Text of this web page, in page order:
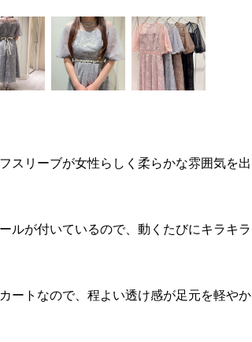
スリーブが女性らしく柔らかな雰囲気を出
ルが付いているので、動くたびにキラキラ
ートなので、程よい透け感が足元を軽やか